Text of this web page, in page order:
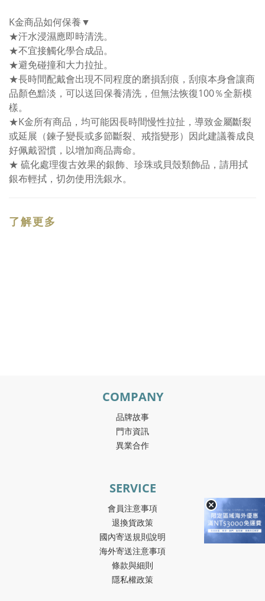
K金商品如何保養▼
★汗水浸濕應即時清洗。
★不宜接觸化學合成品。
★避免碰撞和大力拉扯。
★長時間配戴會出現不同程度的磨損刮痕，刮痕本身會讓商
品顏色黯淡，可以送回保養清洗，但無法恢復100％全新模
樣。
★K金所有商品，均可能因長時間慢性拉扯，導致金屬斷裂
或延展（鍊子變長或多節斷裂、戒指變形）因此建議養成良
好佩戴習慣，以增加商品壽命。
★ 硫化處理復古效果的銀飾、珍珠或貝殼類飾品，請用拭
銀布輕拭，切勿使用洗銀水。
了解更多
COMPANY
品牌故事
門市資訊
異業合作
SERVICE
會員注意事項
退換貨政策
國內寄送規則說明
海外寄送注意事項
條款與細則
隱私權政策